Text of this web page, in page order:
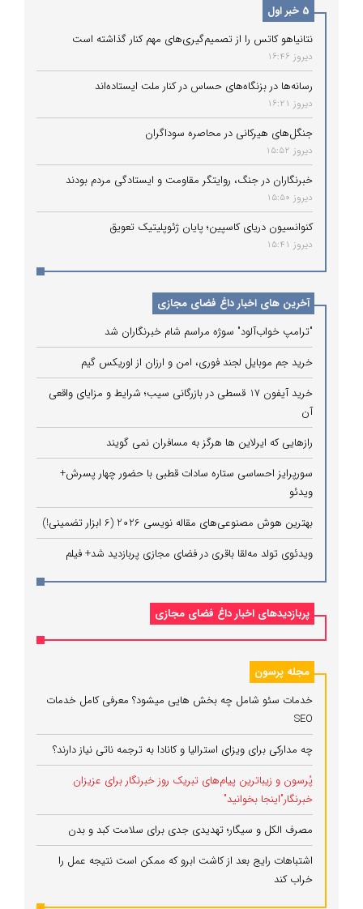
5 خبر اول
نتانیاهو کاتس را از تصمیم‌گیری‌های مهم کنار گذاشته است
دیروز 16:46
رسانه‌ها در بزنگاه‌های حساس در کنار ملت ایستاده‌اند
دیروز 16:21
جنگل‌های هیرکانی در محاصره سوداگران
دیروز 15:52
خبرنگاران در جنگ، روایتگر مقاومت و ایستادگی مردم بودند
دیروز 15:50
کنوانسیون دریای کاسپین؛ پایان ژئوپلیتیک تعویق
دیروز 15:41
آخرین های اخبار داغ فضای مجازی
"ترامپ خواب‌آلود" سوژه مراسم شام خبرنگاران شد
خرید جم موبایل لجند فوری، امن و ارزان از اوریکس گیم
خرید آیفون 17 قسطی در بازرگانی سیب؛ شرایط و مزایای واقعی
آن
رازهایی که ایرلاین ‌ها هرگز به مسافران نمی‌ گویند
سورپرایز احساسی ستاره سادات قطبی با حضور چهار پسرش+
ویدئو
بهترین هوش مصنوعی‌های مقاله نویسی 2026 (6 ابزار تضمینی!)
ویدئوی تولد مه‌لقا باقری در فضای مجازی پربازدید شد+ فیلم
پربازدیدهای اخبار داغ فضای مجازی
مجله پرسون
خدمات سئو شامل چه بخش هایی میشود؟ معرفی کامل خدمات
SEO
چه مدارکی برای ویزای استرالیا و کانادا به ترجمه ناتی نیاز دارند؟
پُرسون و زیباترین پیام‌های تبریک روز خبرنگار برای عزیزان
خبرنگار"اینجا بخوانید"
مصرف الکل و سیگار؛ تهدیدی جدی برای سلامت کبد و بدن
اشتباهات رایج بعد از کاشت ابرو که ممکن است نتیجه عمل را
خراب کند